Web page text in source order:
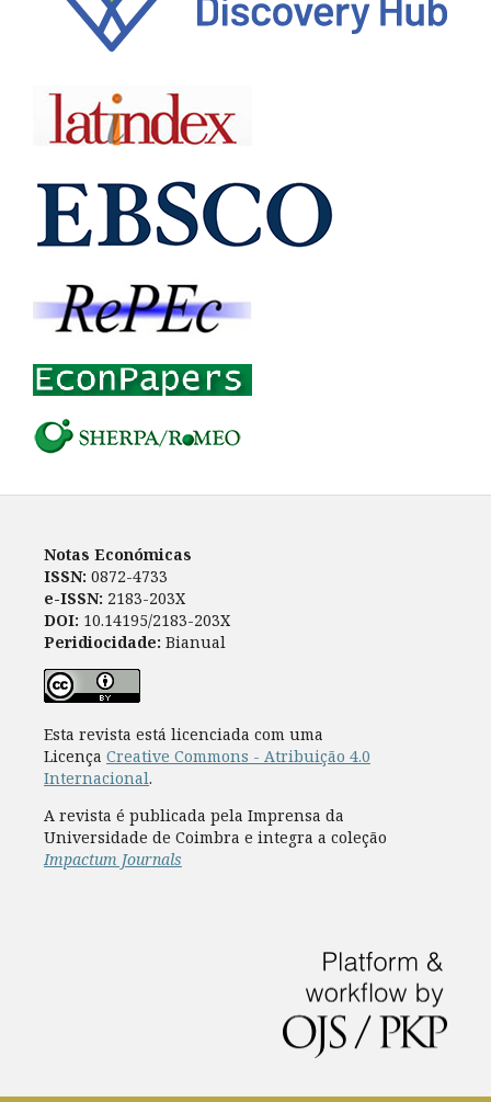
Notas Económicas
ISSN: 0872-4733
e-ISSN: 2183-203X
DOI: 10.14195/2183-203X
Peridiocidade: Bianual
Esta revista está licenciada com uma
Licença Creative Commons - Atribuição 4.0
Internacional.
A revista é publicada pela Imprensa da
Universidade de Coimbra e integra a coleção
Impactum Journals